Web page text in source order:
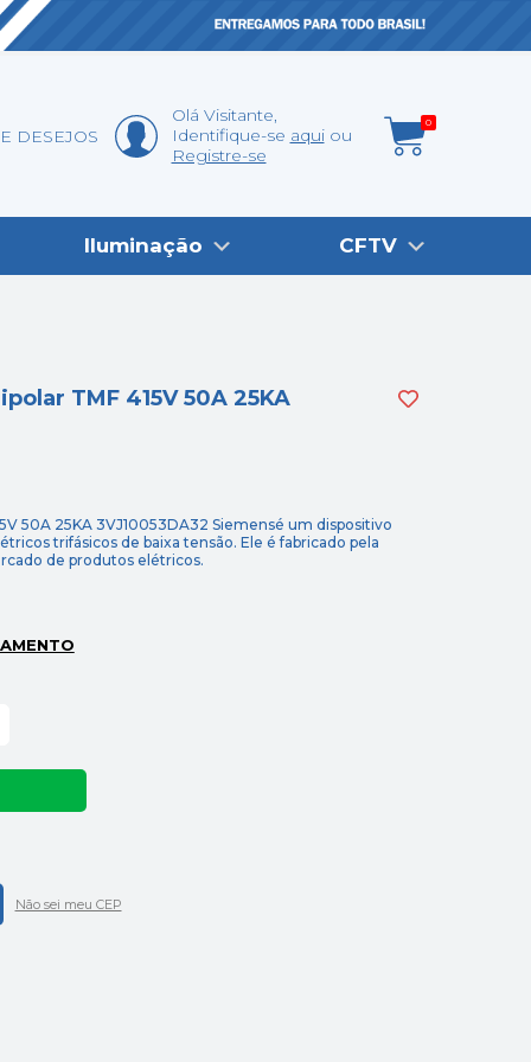
DESEJOS
Olá Visitante,
Identifique-se aqui
Registre-se
0
Iluminação CFTV
TMF 415V 50A 25KA
50A 25KA 3VJ10053DA32 Siemensé um dispositivo
trifásicos de baixa tensão. Ele é fabricado pela
de produtos elétricos.